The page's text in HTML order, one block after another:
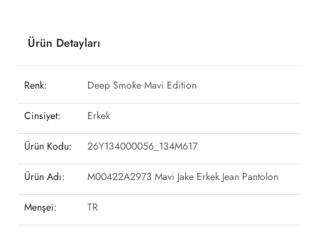
Ürün Detayları
Renk: Deep Smoke Mavi Edition
Cinsiyet: Erkek
Ürün Kodu: 26Y134000056_134M617
Ürün Adı: M00422A2973 Mavi Jake Erkek Jean Pantolon
Menşei: TR